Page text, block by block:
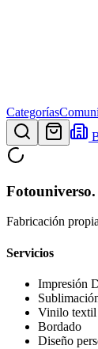
Categorías
Fotouniverso.
Fabricación
Servicios
Impresión
Vinilo textil
Bordado
Diseño